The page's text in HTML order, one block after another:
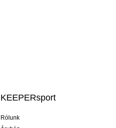
KEEPERsport
Rólunk